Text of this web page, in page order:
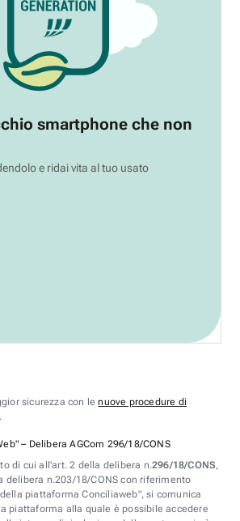
smartphone che non
e ridai vita al tuo usato
sicurezza con lenuove procedure di
– Delibera AGCom 296/18/CONS
di cui all'art. 2 della delibera n.296/18/CONS,
delibera n.203/18/CONS con riferimento
piattaforma Conciliaweb", si comunica
piattaforma alla quale è possibile accedere